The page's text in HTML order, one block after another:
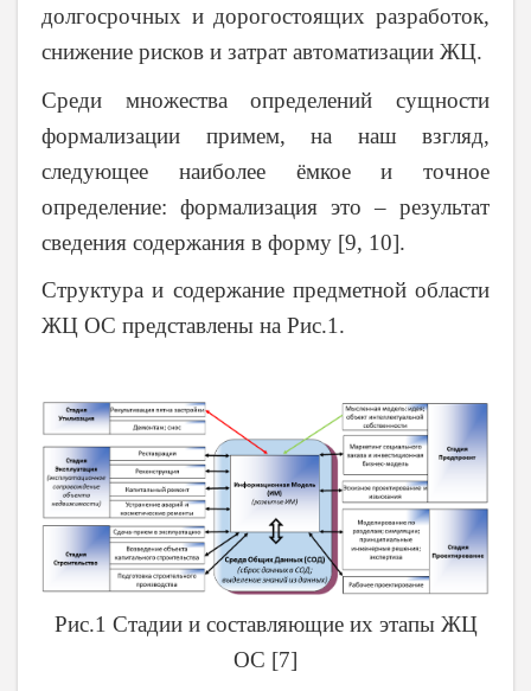
долгосрочных и дорогостоящих разработок,
снижение рисков и затрат автоматизации ЖЦ.
Среди множества определений сущности
формализации примем, на наш взгляд,
следующее наиболее ёмкое и точное
определение: формализация это – результат
сведения содержания в форму [9, 10].
Структура и содержание предметной области
ЖЦ ОС представлены на Рис.1.
Рис.1 Стадии и составляющие их этапы ЖЦ
ОС [7]